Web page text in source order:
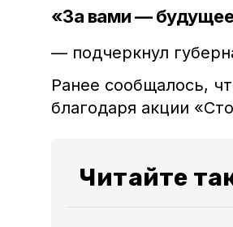
«За вами —
— подчеркнул
Ранее сообщалось,
благодаря акции
Читайте